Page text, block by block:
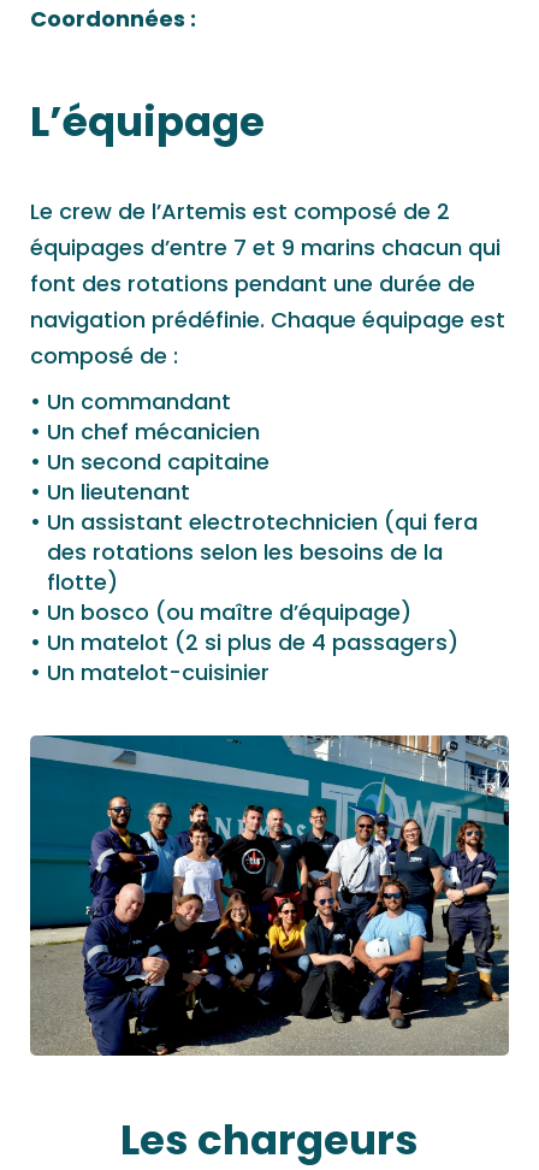
Coordonnées :
L’équipage
Le crew de l’Artemis est composé de 2
équipages d’entre 7 et 9 marins chacun qui
font des rotations pendant une durée de
navigation prédéfinie. Chaque équipage est
composé de :
Un commandant
Un chef mécanicien
Un second capitaine
Un lieutenant
Un assistant electrotechnicien (qui fera
des rotations selon les besoins de la
flotte)
Un bosco (ou maître d’équipage)
Un matelot (2 si plus de 4 passagers)
Un matelot-cuisinier
Les chargeurs